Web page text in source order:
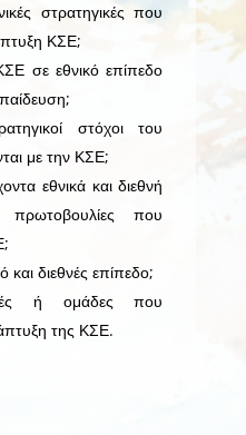
στρατηγικές που
ΚΣΕ;
σε εθνικό επίπεδο
στόχοι του
με την ΚΣΕ;
εθνικά και διεθνή
που
και διεθνές επίπεδο;
ή ομάδες που
της ΚΣΕ.